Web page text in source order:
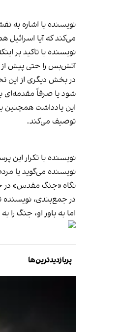
نویسنده با اشاره به
می‌کند که آیا
نویسنده با تاکید بر
آتش‌بس را حتی پیش
در بخش دیگری از این
شود یا صرفاً
این یادداشت همچنین
توصیف می‌کند.
نویسنده با تکرار این
نویسنده می‌گوید یا
نگاه «جنگ مقدس» در
در جمع‌بندی،
اما به باور او، جنگ را
پربازدیدترین‌ها